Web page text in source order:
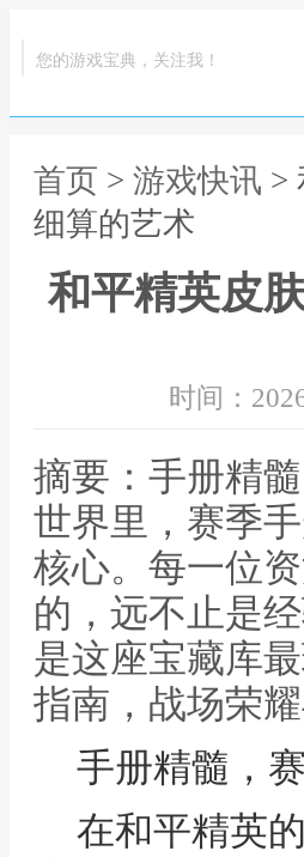
您的游戏宝典，关注我！
首页 > 游戏快讯 >
细算的艺术
和平精英皮
时间：
摘要：手册精
世界里，赛季
核心。每一位
的，远不止是
是这座宝藏库
指南，战场荣
手册精髓，
在和平精英